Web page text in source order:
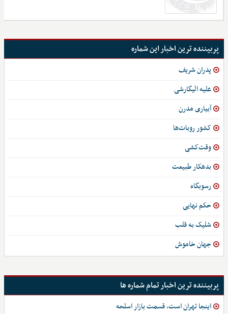
پربیننده ترین اخبار این شماره
پدران شریف
علیه الیگارشی
آبیاری مدرن
کشور روبات‌ها
وقت‌کشی
بدهکار طبیعت
رسوبگاه
حکم نهایی
شلیک به قلب
جهان خاموش
پربیننده ترین اخبار تمام شماره ها
اینجا تهران است، قسمت بازار اسلحه